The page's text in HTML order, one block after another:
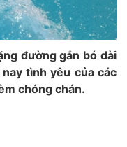
đường gắn bó dài
tình yêu của các
chóng chán.